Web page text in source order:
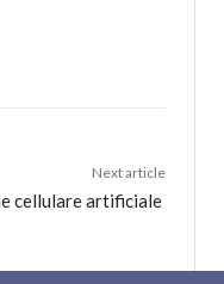
Next article
cellulare artificiale